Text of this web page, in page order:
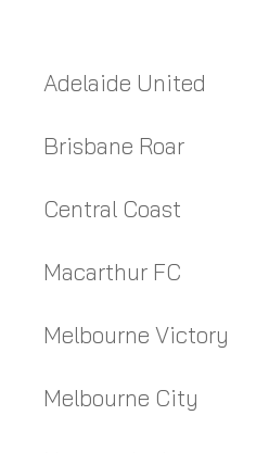
Adelaide United
Brisbane Roar
Central Coast
Macarthur FC
Melbourne Victory
Melbourne City